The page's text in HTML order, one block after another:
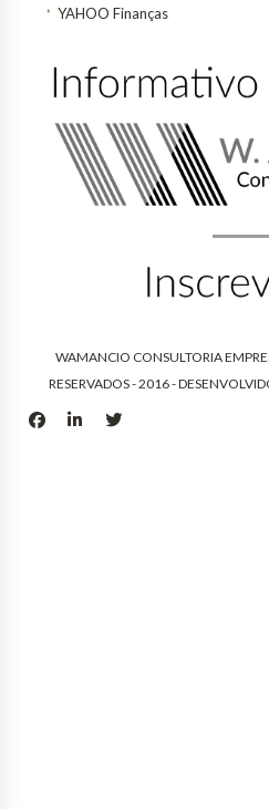
YAHOO Finanças
WAMANCIO CONSULTORIA
RESERVADOS - 2016 -